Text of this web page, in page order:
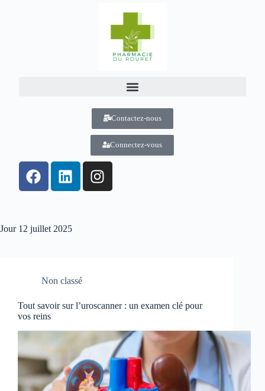
Contactez-nous
Connectez-vous
Jour12 juillet 2025
Non classé
Tout savoir sur l’uroscanner : un examen clé pour
vos reins